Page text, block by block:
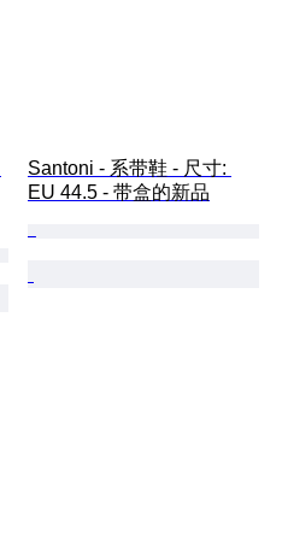
Santoni - 系带鞋 - 尺寸:
EU 44.5 - 带盒的新品